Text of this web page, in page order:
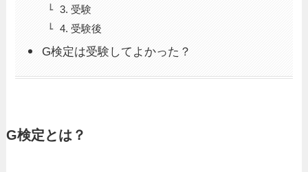
3. 受験
4. 受験後
G検定は受験してよかった？
G検定とは？